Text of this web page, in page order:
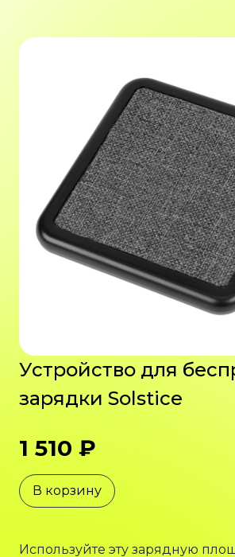
Устройство для
зарядки Solstice
1 510 ₽
В корзину
Используйте эту зарядную